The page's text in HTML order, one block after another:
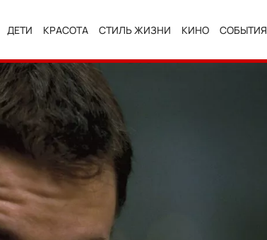
ДЕТИ КРАСОТА СТИЛЬ ЖИЗНИ КИНО СОБЫТИЯ